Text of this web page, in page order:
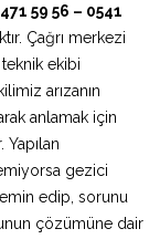
59 56 – 0541
Çağrı merkezi
ekibi
arızanın
anlamak için
gezici
edip, sorunu
çözümüne dair